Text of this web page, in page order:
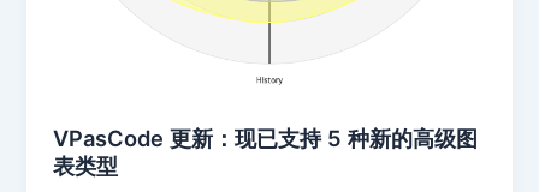
VPasCode 更新：现已支持 5 种新的高级图
表类型